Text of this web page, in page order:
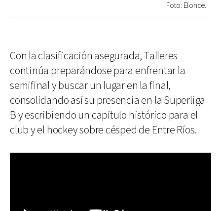
Foto: Elonce.
Con la clasificación asegurada, Talleres
continúa preparándose para enfrentar la
semifinal y buscar un lugar en la final,
consolidando así su presencia en la Superliga
B y escribiendo un capítulo histórico para el
club y el hockey sobre césped de Entre Ríos.